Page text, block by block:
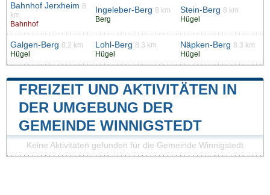
Bahnhof Jerxheim 8
km
Bahnhof
Ingeleber-Berg 8 km
Berg
Stein-Berg 8 km
Hügel
Galgen-Berg 8.2 km
Hügel
Lohl-Berg 8.3 km
Hügel
Näpken-Berg 8.3 km
Hügel
FREIZEIT UND AKTIVITÄTEN IN
DER UMGEBUNG DER
GEMEINDE WINNIGSTEDT
Keine Aktivitäten gefunden für die Gemeinde Winnigstedt